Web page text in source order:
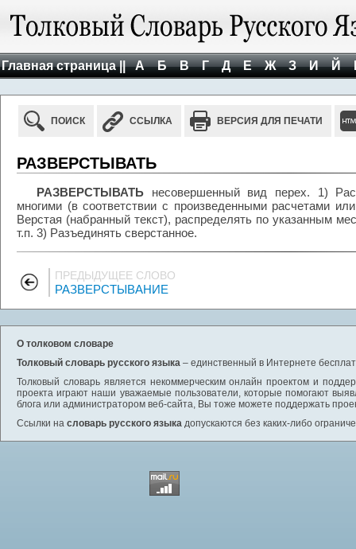
Главная страница || А Б В Г Д Е Ж З И Й
ПОИСК ССЫЛКА ВЕРСИЯ ДЛЯ ПЕЧАТИ
РАЗВЕРСТЫВАТЬ
РАЗВЕРСТЫВАТЬ несовершенный вид перех. 1)
многими (в соответствии с произведенными расчетами
Верстая (набранный текст), распределять по указанным
т.п. 3) Разъединять сверстанное.
ПРЕДЫДУЩЕЕ СЛОВО
РАЗВЕРСТЫВАНИЕ
О толковом словаре
Толковый словарь русского языка – единственный в Интернете
Толковый словарь является некоммерческим онлайн проектом и
проекта играют наши уважаемые пользователи, которые помогают
блога или администратором веб-сайта, Вы тоже можете поддержать
Ссылки на словарь русского языка допускаются без каких-либо